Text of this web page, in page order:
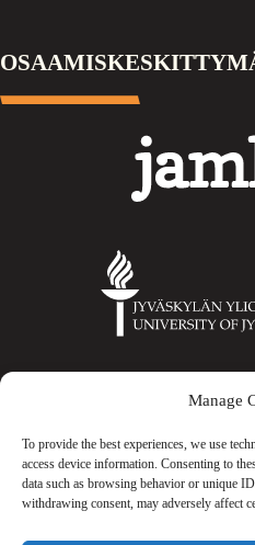
Manage
To provide the best experiences, we use
access device information. Consenting to
data such as browsing behavior or unique
withdrawing consent, may adversely affect
Jamk